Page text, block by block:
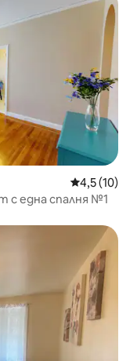
Средна
4,5 (10)
с една спалня №1